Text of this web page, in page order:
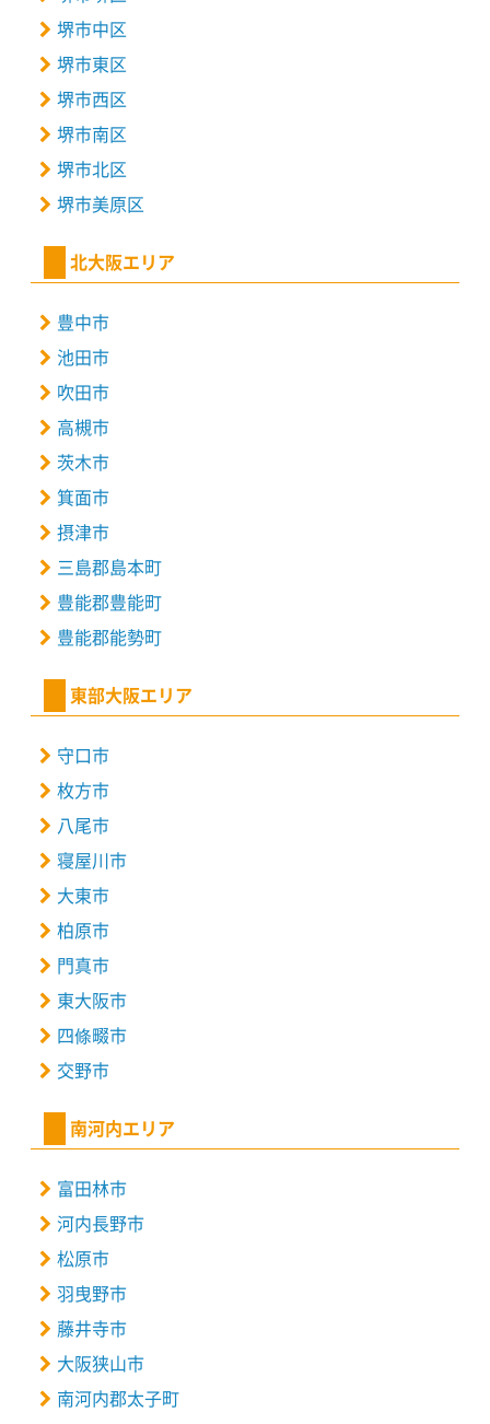
堺市中区
堺市東区
堺市西区
堺市南区
堺市北区
堺市美原区
北大阪エリア
豊中市
池田市
吹田市
高槻市
茨木市
箕面市
摂津市
三島郡島本町
豊能郡豊能町
豊能郡能勢町
東部大阪エリア
守口市
枚方市
八尾市
寝屋川市
大東市
柏原市
門真市
東大阪市
四條畷市
交野市
南河内エリア
富田林市
河内長野市
松原市
羽曳野市
藤井寺市
大阪狭山市
南河内郡太子町